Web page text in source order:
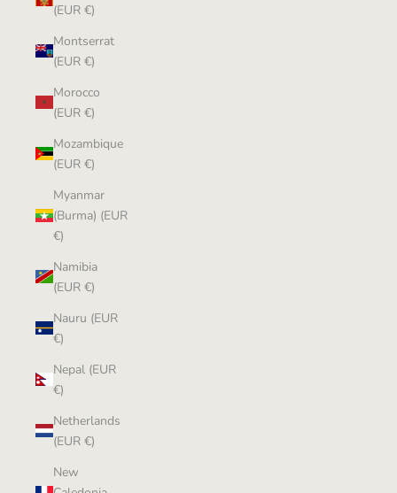
(EUR €)
Montserrat
(EUR €)
Morocco
(EUR €)
Mozambique
(EUR €)
Myanmar
(Burma) (EUR
€)
Namibia
(EUR €)
Nauru (EUR
€)
Nepal (EUR
€)
Netherlands
(EUR €)
New